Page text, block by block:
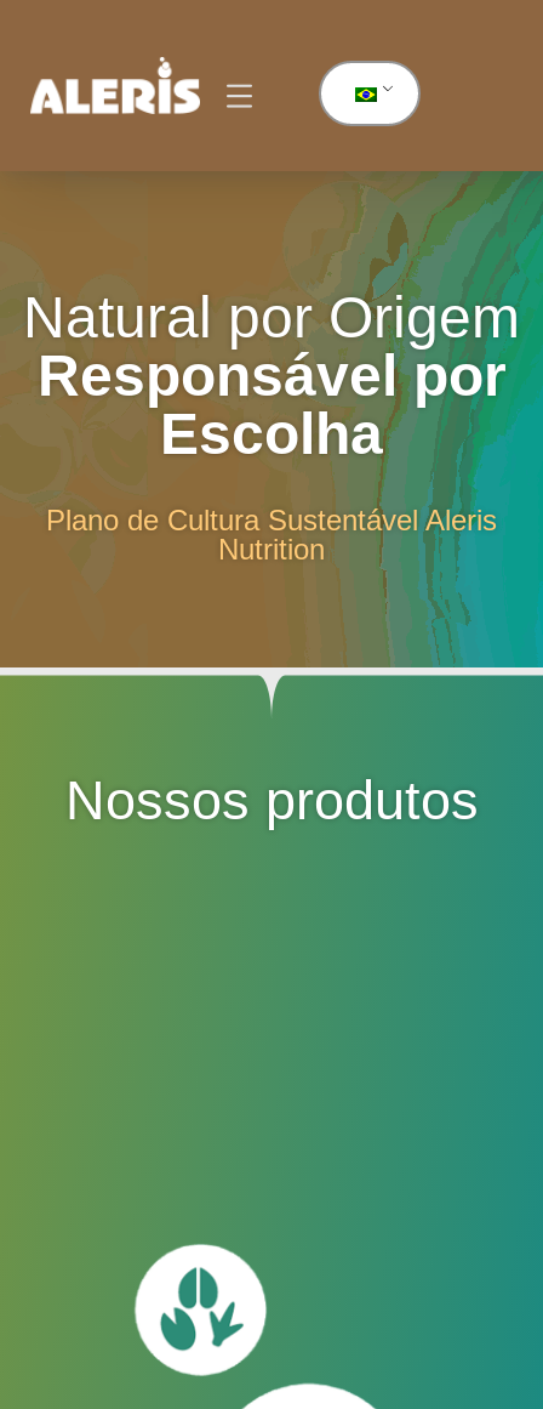
Natural por Origem
Responsável por
Escolha
Plano de Cultura Sustentável Aleris
Nutrition
Nossos produtos